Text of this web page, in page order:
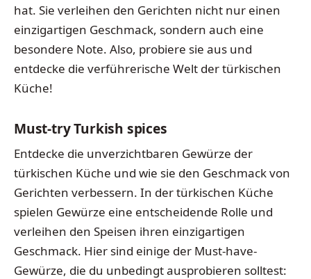
hat. Sie verleihen den Gerichten nicht nur einen
einzigartigen Geschmack, sondern auch eine
besondere Note. Also, probiere sie aus und
entdecke die verführerische Welt der türkischen
Küche!
Must-try Turkish spices
Entdecke die unverzichtbaren Gewürze der
türkischen Küche und wie sie den Geschmack von
Gerichten verbessern. In der türkischen Küche
spielen Gewürze eine entscheidende Rolle und
verleihen den Speisen ihren einzigartigen
Geschmack. Hier sind einige der Must-have-
Gewürze, die du unbedingt ausprobieren solltest: